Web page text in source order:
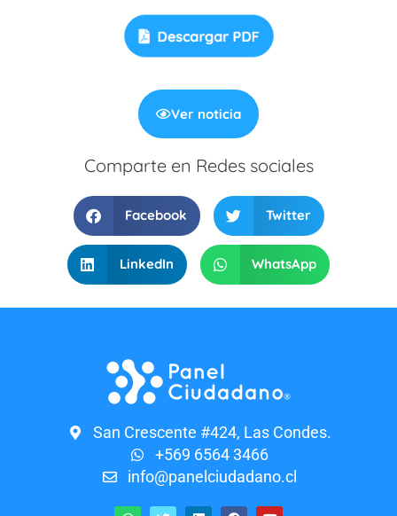
Ver noticia
Comparte en Redes sociales
Facebook Twitter
LinkedIn WhatsApp
San Crescente #424, Las Condes.
+569 6564 3466
info@panelciudadano.cl